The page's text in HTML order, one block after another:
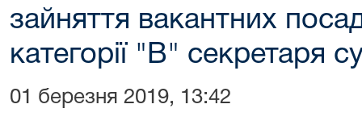
зайняття вакантних
категорії "В" секретаря
01 березня 2019, 13:42